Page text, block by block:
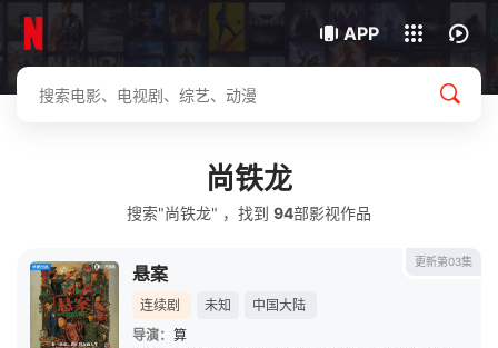
APP
下载客户端
我的观影记录
尚铁龙
搜索"尚铁龙" ，找到 94部影视作品
更新第03集
悬案
连续剧 未知
中国大陆
导演： 算